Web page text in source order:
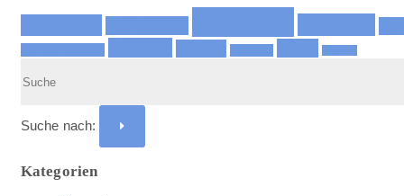
Suche nach:
Kategorien